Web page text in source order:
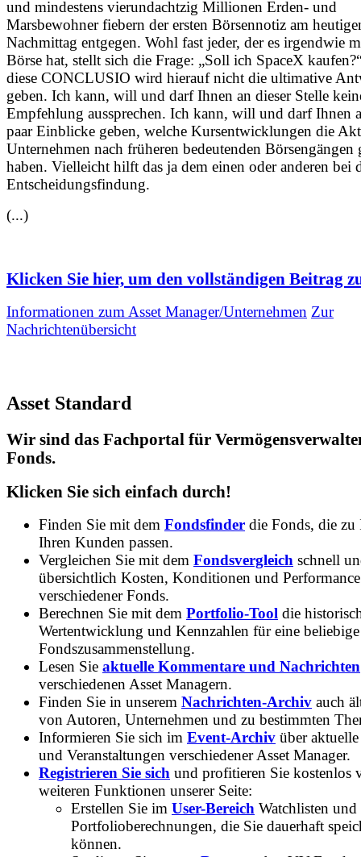
und mindestens vierundachtzig Millionen Erden- und
Marsbewohner fiebern der ersten Börsennotiz am
Nachmittag entgegen. Wohl fast jeder, der es irgendwie
Börse hat, stellt sich die Frage: „Soll ich SpaceX
diese CONCLUSIO wird hierauf nicht die ultimative
geben. Ich kann, will und darf Ihnen an dieser Stelle
Empfehlung aussprechen. Ich kann, will und darf Ihnen
paar Einblicke geben, welche Kursentwicklungen die
Unternehmen nach früheren bedeutenden Börsengängen
haben. Vielleicht hilft das ja dem einen oder anderen bei
Entscheidungsfindung.
(...)
Klicken Sie hier, um den vollständigen Beitrag
Informationen zum Asset Manager/Unternehmen Zur
Nachrichtenübersicht
Asset Standard
Wir sind das Fachportal für
Fonds.
Klicken Sie sich einfach durch!
Finden Sie mit dem Fondsfinder die Fonds, die zu
Ihren Kunden passen.
Vergleichen Sie mit dem Fondsvergleich schnell
übersichtlich Kosten, Konditionen und Performance
verschiedener Fonds.
Berechnen Sie mit dem Portfolio-Tool die
Wertentwicklung und Kennzahlen für eine beliebige
Fondszusammenstellung.
Lesen Sie aktuelle Kommentare und Nachrichten
verschiedenen Asset Managern.
Finden Sie in unserem Nachrichten-Archiv auch
von Autoren, Unternehmen und zu bestimmten
Informieren Sie sich im Event-Archiv über
und Veranstaltungen verschiedener Asset Manager.
Registrieren Sie sich und profitieren Sie kostenlos
weiteren Funktionen unserer Seite:
Erstellen Sie im User-Bereich Watchlisten und
Portfolioberechnungen, die Sie dauerhaft
können.